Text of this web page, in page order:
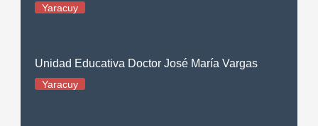
Yaracuy
Unidad Educativa Doctor José María Vargas
Yaracuy